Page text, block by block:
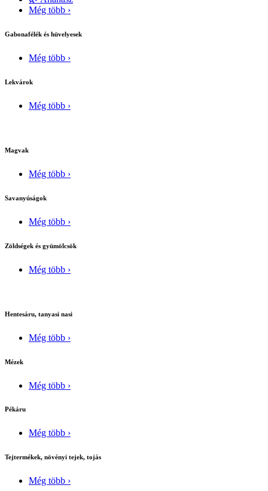
Még több ›
Gabonafélék és hüvelyesek
Még több ›
Lekvárok
Még több ›
Magvak
Még több ›
Savanyúságok
Még több ›
Zöldségek és gyümölcsök
Még több ›
Hentesáru, tanyasi nasi
Még több ›
Mézek
Még több ›
Pékáru
Még több ›
Tejtermékek, növényi tejek, tojás
Még több ›